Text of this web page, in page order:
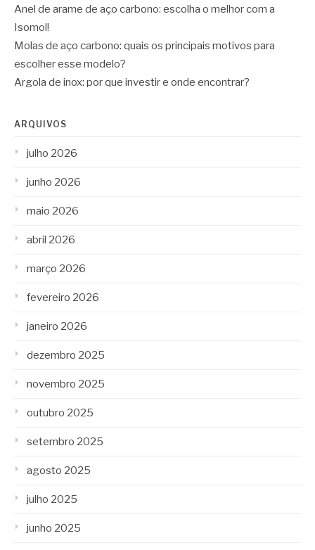
Anel de arame de aço carbono: escolha o melhor com a
Isomol!
Molas de aço carbono: quais os principais motivos para
escolher esse modelo?
Argola de inox: por que investir e onde encontrar?
ARQUIVOS
julho 2026
junho 2026
maio 2026
abril 2026
março 2026
fevereiro 2026
janeiro 2026
dezembro 2025
novembro 2025
outubro 2025
setembro 2025
agosto 2025
julho 2025
junho 2025